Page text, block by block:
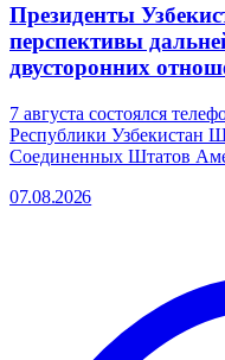
Президенты
перспективы
двусторонних
7 августа состоялся
Республики Узбекистан
Соединенных Штатов
07.08.2026